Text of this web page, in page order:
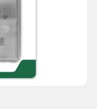
1
element 2